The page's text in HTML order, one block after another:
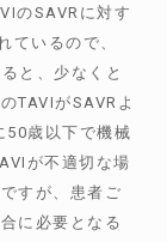
のSAVRに対す
いるので、
と、少なくと
TAVIがSAVRよ
50歳以下で機械
が不適切な場
すが、患者ご
に必要となる